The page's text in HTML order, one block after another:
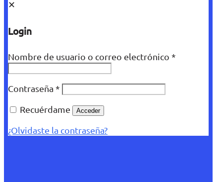
✕
Login
Nombre de usuario o correo electrónico *
Contraseña *
Recuérdame
Acceder
¿Olvidaste la contraseña?